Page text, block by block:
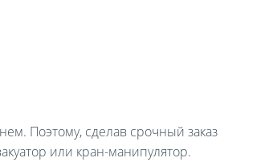
Поэтому, сделав срочный заказ
или кран-манипулятор.